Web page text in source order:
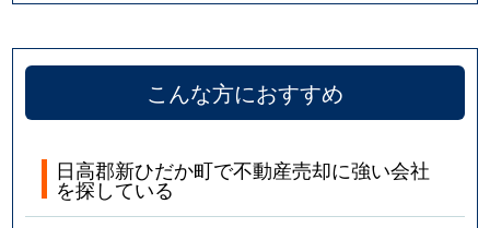
こんな方におすすめ
日高郡新ひだか町で不動産売却に強い会社
を探している